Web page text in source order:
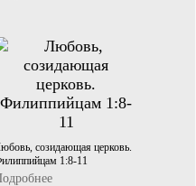
созидающая церковь.
1:8-11